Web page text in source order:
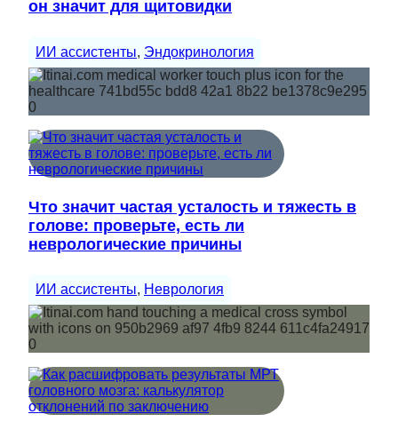
он значит для щитовидки
ИИ ассистенты, Эндокринология
Что значит частая усталость и тяжесть в
голове: проверьте, есть ли
неврологические причины
ИИ ассистенты, Неврология